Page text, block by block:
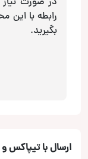
رابطه با این
بگیرید.
ارسال با تیپاکس و